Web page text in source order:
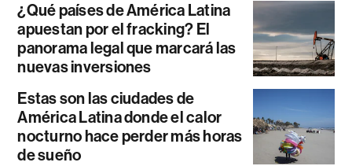
¿Qué países de América Latina
apuestan por el fracking? El
panorama legal que marcará las
nuevas inversiones
Estas son las ciudades de
América Latina donde el calor
nocturno hace perder más horas
de sueño